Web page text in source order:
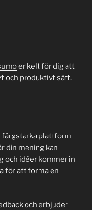
enkelt för dig att
och produktivt sätt.
färgstarka plattform
din mening kan
och idéer kommer in
för att forma en
och erbjuder